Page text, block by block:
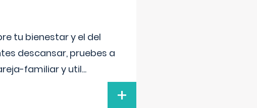
tu bienestar y el del
descansar, pruebes a
familiar y util...
+